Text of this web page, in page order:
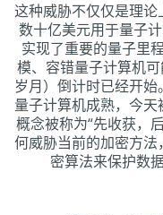
这种威胁不仅仅是理
数十亿美元用于量子
实现了重要的量子里
模、容错量子计算机
岁月）倒计时已经开
量子计算机成熟，今
概念被称为“先收获，
何威胁当前的加密方
密算法来保护数